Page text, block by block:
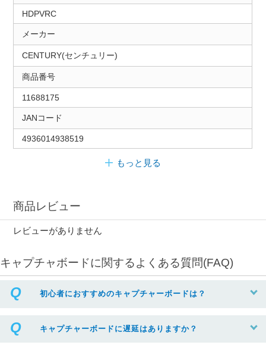
HDPVRC
メーカー
CENTURY(センチュリー)
商品番号
11688175
JANコード
4936014938519
もっと見る
商品レビュー
レビューがありません
キャプチャボードに関するよくある質問(FAQ)
初心者におすすめのキャプチャーボードは？
キャプチャーボードに遅延はありますか？